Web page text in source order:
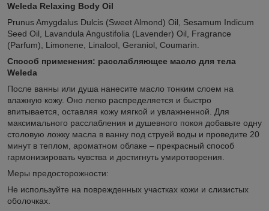
Weleda Relaxing Body Oil
Prunus Amygdalus Dulcis (Sweet Almond) Oil, Sesamum Indicum
Seed Oil, Lavandula Angustifolia (Lavender) Oil, Fragrance
(Parfum), Limonene, Linalool, Geraniol, Coumarin.
Способ применения: расслабляющее масло для тела
Weleda
После ванны или душа нанесите масло тонким слоем на
влажную кожу. Оно легко распределяется и быстро
впитывается, оставляя кожу мягкой и увлажненной. Для
максимального расслабления и душевного покоя добавьте одну
столовую ложку масла в ванну под струей воды и проведите 20
минут в теплом, ароматном облаке – прекрасный способ
гармонизировать чувства и достигнуть умиротворения.
Меры предосторожности:
Не используйте на поврежденных участках кожи и слизистых
оболочках.